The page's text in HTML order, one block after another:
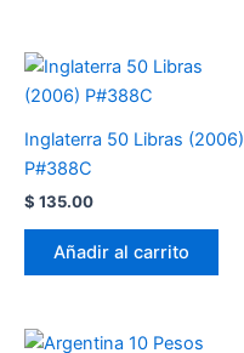
Inglaterra 50 Libras (2006)
P#388C
$ 135.00
Añadir al carrito